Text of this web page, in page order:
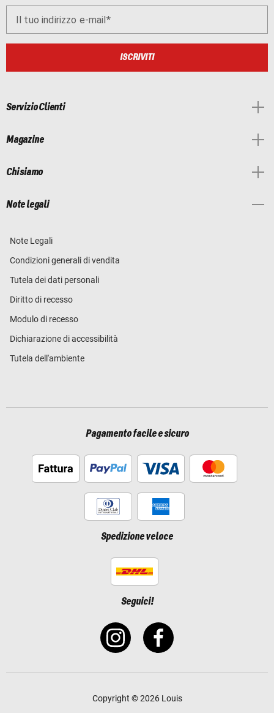
Il tuo indirizzo e-mail
ISCRIVITI
Servizio Clienti
Magazine
Chi siamo
Note legali
Note Legali
Condizioni generali di vendita
Tutela dei dati personali
Diritto di recesso
Modulo di recesso
Dichiarazione di accessibilità
Tutela dell'ambiente
Pagamento facile e sicuro
Spedizione veloce
Seguici!
Copyright © 2026 Louis